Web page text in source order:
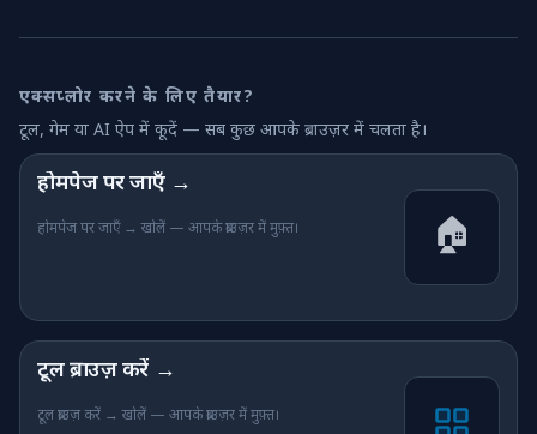
एक्सप्लोर करने के लिए तैयार?
टूल, गेम या AI ऐप में कूदें — सब कुछ आपके ब्राउज़र में चलता है।
होमपेज पर जाएँ →
होमपेज पर जाएँ → खोलें — आपके ब्राउज़र में मुफ़्त। 🏠
टूल ब्राउज़ करें →
टूल ब्राउज़ करें → खोलें — आपके ब्राउज़र में मुफ़्त।